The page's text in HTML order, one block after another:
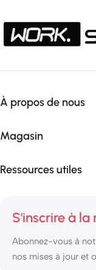
À propos de nous
Magasin
Ressources utiles
S'inscrire à
Abonnez-vous à
nos mises à jour et